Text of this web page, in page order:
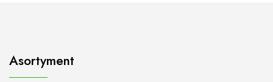
Asortyment